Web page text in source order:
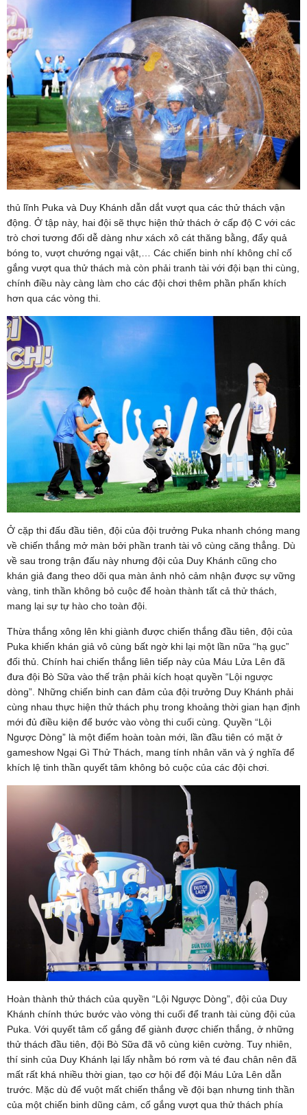
thủ lĩnh Puka và Duy Khánh dẫn dắt vượt qua các thử thách vận
động. Ở tập này, hai đội sẽ thực hiện thử thách ở cấp độ C với các
trò chơi tương đối dễ dàng như xách xô cát thăng bằng, đẩy quả
bóng to, vượt chướng ngại vật,… Các chiến binh nhí không chỉ cố
gắng vượt qua thử thách mà còn phải tranh tài với đội bạn thi cùng,
chính điều này càng làm cho các đội chơi thêm phần phấn khích
hơn qua các vòng thi.
Ở cặp thi đấu đầu tiên, đội của đội trưởng Puka nhanh chóng mang
về chiến thắng mở màn bởi phần tranh tài vô cùng căng thẳng. Dù
về sau trong trận đấu này nhưng đội của Duy Khánh cũng cho
khán giả đang theo dõi qua màn ảnh nhỏ cảm nhận được sự vững
vàng, tinh thần không bỏ cuộc để hoàn thành tất cả thử thách,
mang lại sự tự hào cho toàn đội.
Thừa thắng xông lên khi giành được chiến thắng đầu tiên, đội của
Puka khiến khán giả vô cùng bất ngờ khi lại một lần nữa “hạ gục”
đối thủ. Chính hai chiến thắng liên tiếp này của Máu Lửa Lên đã
đưa đội Bò Sữa vào thế trận phải kích hoạt quyền “Lội ngược
dòng”. Những chiến binh can đảm của đội trưởng Duy Khánh phải
cùng nhau thực hiện thử thách phụ trong khoảng thời gian hạn định
mới đủ điều kiện để bước vào vòng thi cuối cùng. Quyền “Lội
Ngược Dòng” là một điểm hoàn toàn mới, lần đầu tiên có mặt ở
gameshow Ngại Gì Thử Thách, mang tính nhân văn và ý nghĩa để
khích lệ tinh thần quyết tâm không bỏ cuộc của các đội chơi.
Hoàn thành thử thách của quyền “Lội Ngược Dòng”, đội của Duy
Khánh chính thức bước vào vòng thi cuối để tranh tài cùng đội của
Puka. Với quyết tâm cố gắng để giành được chiến thắng, ở những
thử thách đầu tiên, đội Bò Sữa đã vô cùng kiên cường. Tuy nhiên,
thí sinh của Duy Khánh lại lấy nhằm bó rơm và té đau chân nên đã
mất rất khá nhiều thời gian, tạo cơ hội để đội Máu Lửa Lên dẫn
trước. Mặc dù để vuột mất chiến thắng về đội bạn nhưng tinh thần
của một chiến binh dũng cảm, cố gắng vượt qua thử thách phía